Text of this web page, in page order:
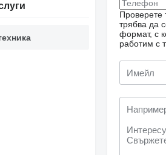
Проверете
трябва да
формат, с
работим с